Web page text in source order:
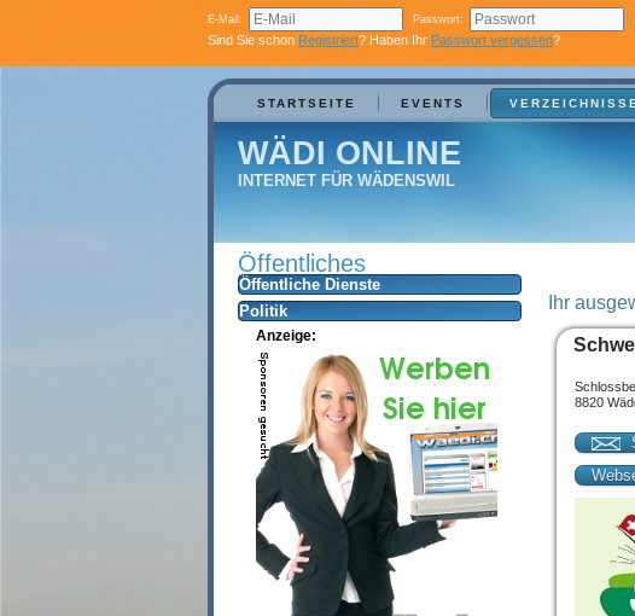
E-Mail: Passwort:
Sind Sie schon Registriert? Haben Ihr Passwort vergessen?
STARTSEITE EVENTS VERZEICHNISSE
Öffentliches
WÄDI ONLINE
INTERNET FÜR WÄDENSWIL
Öffentliche Dienste
Politik
Anzeige:
Ihr
8820